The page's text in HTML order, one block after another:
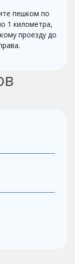
пешком по
1 километра,
проезду до